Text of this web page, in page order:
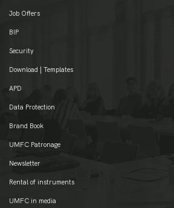
Job Offers
BIP
Security
Download | Templates
APD
Data Protection
Brand Book
UMFC Patronage
Newsletter
Rental of instruments
UMFC in media